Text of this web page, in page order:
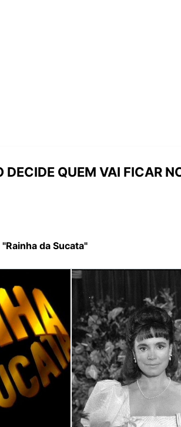
DECIDE QUEM VAI FICAR
da Sucata"